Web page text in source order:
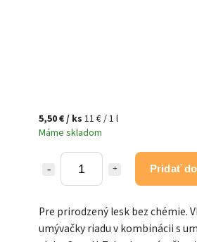
5,50 €/ ks 11 € / 1 l
Máme skladom
Pridať
Pre prirodzený lesk bez chémie.
umývačky riadu v kombinácii s